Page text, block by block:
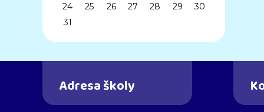
24
25 26 27 28 29
30
31
Adresa školy